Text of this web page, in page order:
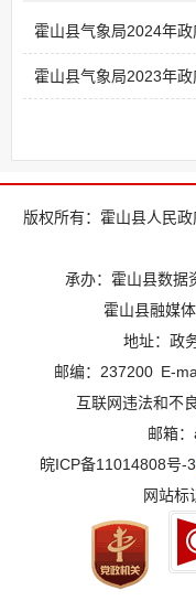
霍山县气象局2024年
霍山县气象局2023年
版权所有：霍山县人民
承办：霍山县数据
霍山县融媒
地址：政
邮编：237200 E-
互联网违法和不
邮箱
皖ICP备11014808号-3
网站标